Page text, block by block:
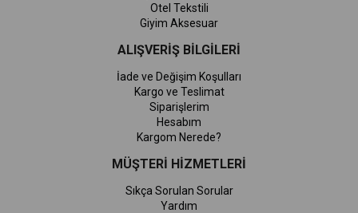
Otel Tekstili
Giyim Aksesuar
ALIŞVERİŞ BİLGİLERİ
İade ve Değişim Koşulları
Kargo ve Teslimat
Siparişlerim
Hesabım
Kargom Nerede?
MÜŞTERİ HİZMETLERİ
Sıkça Sorulan Sorular
Yardım